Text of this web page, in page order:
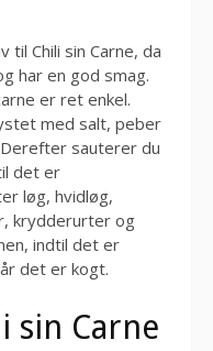
Chili sin Carne, da
har en god smag.
er ret enkel.
med salt, peber
sauterer du
det er
løg, hvidløg,
krydderurter og
indtil det er
det er kogt.
sin Carne